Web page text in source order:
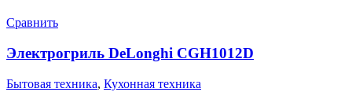
Сравнить
Электрогриль DeLonghi CGH1012D
Бытовая техника, Кухонная техника